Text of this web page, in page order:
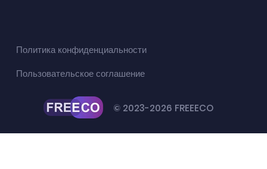
© 2023-2026 FREEECO
Политика конфиденциальности
Пользовательское соглашение